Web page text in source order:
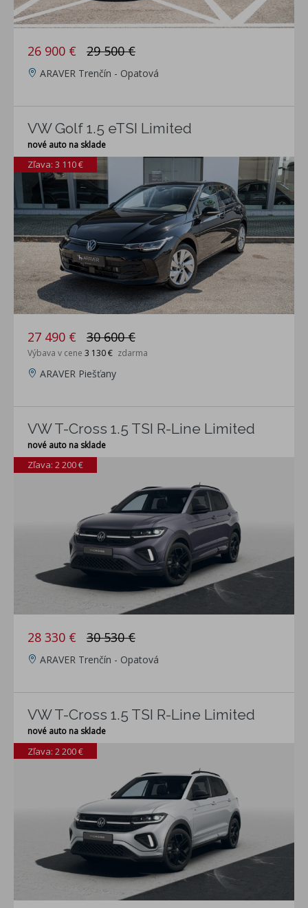
26 900 € 29 500 €
ARAVER Trenčín - Opatová
VW Golf 1.5 eTSI Limited
nové auto na sklade
Zľava: 3 110 €
27 490 € 30 600 €
Výbava v cene 3 130 € zdarma
ARAVER Piešťany
VW T-Cross 1.5 TSI R-Line Limited
nové auto na sklade
Zľava: 2 200 €
28 330 € 30 530 €
ARAVER Trenčín - Opatová
VW T-Cross 1.5 TSI R-Line Limited
nové auto na sklade
Zľava: 2 200 €